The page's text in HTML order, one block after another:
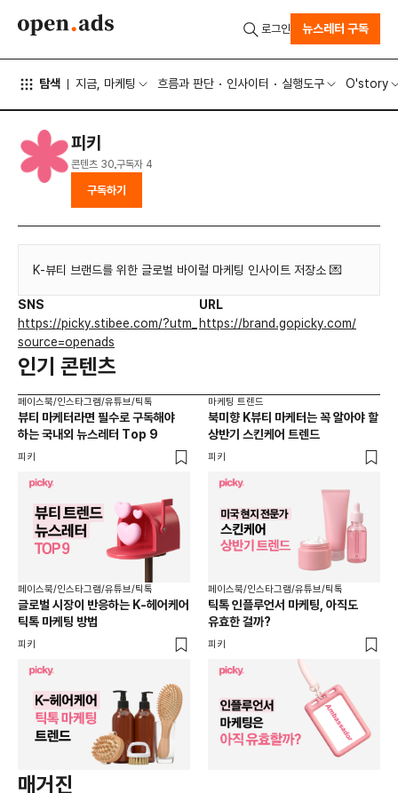
탐색 지금, 마케팅 흐름과 판단 인사이터 실행도구 O'story
로그인 뉴스레터 구독
피키
콘텐츠 30 구독자 4
구독하기
K-뷰티 브랜드를 위한 글로벌 바이럴 마케팅 인사이트 저장소 💌
SNS
https://picky.stibee.com/?utm_
source=openads
URL
https://brand.gopicky.com/
인기 콘텐츠
페이스북/인스타그램/유튜브/틱톡
뷰티 마케터라면 필수로 구독해야
하는 국내외 뉴스레터 Top 9
피키
마케팅 트렌드
북미향 K뷰티 마케터는 꼭 알아야 할
상반기 스킨케어 트렌드
피키
페이스북/인스타그램/유튜브/틱톡
글로벌 시장이 반응하는 K-헤어케어
틱톡 마케팅 방법
피키
페이스북/인스타그램/유튜브/틱톡
틱톡 인플루언서 마케팅, 아직도
유효한 걸까?
피키
매거진